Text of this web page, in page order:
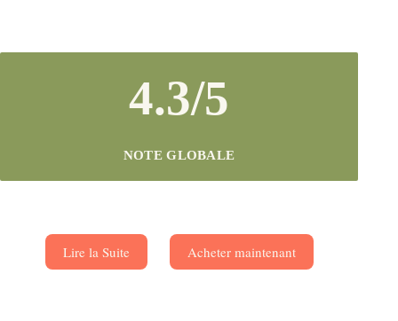
4.3/5
NOTE GLOBALE
Lire la Suite Acheter maintenant